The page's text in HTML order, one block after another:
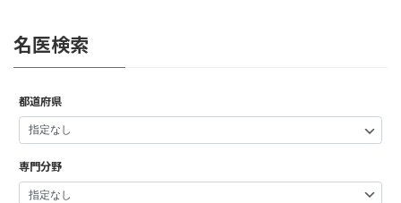
名医検索
都道府県
専門分野